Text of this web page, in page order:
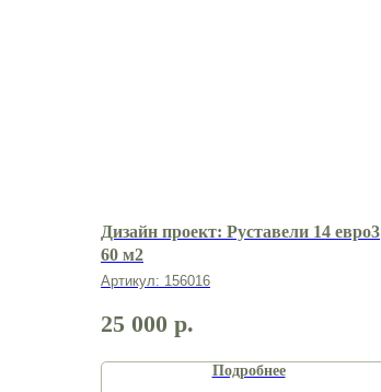
Дизайн проект: Руставели 14 евро3
60 м2
Артикул: 156016
25 000 р.
Подробнее